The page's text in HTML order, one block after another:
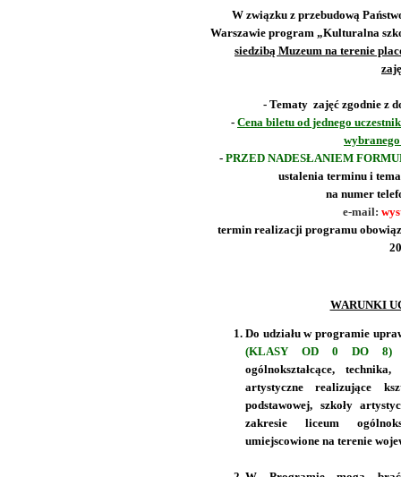
W związku z przebudową
Warszawie program „Kulturalna
siedzibą Muzeum na terenie
- Tematy zajęć zgodnie z
- Cena biletu od jednego
- PRZED NADESŁANIEM
ustalenia terminu i
na numer
e-mail:
termin realizacji programu
WARUNKI
Do udziału w programie
(KLASY OD 0 DO 8) i
ogólnokształcące,
artystyczne realizujące
podstawowej, szkoły
zakresie liceum
umiejscowione na terenie